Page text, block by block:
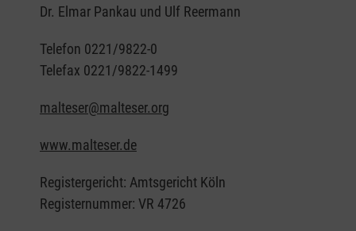
Dr. Elmar Pankau und Ulf Reermann
Telefon 0221/9822-0
Telefax 0221/9822-1499
malteser@malteser.org
www.malteser.de
Registergericht: Amtsgericht Köln
Registernummer: VR 4726